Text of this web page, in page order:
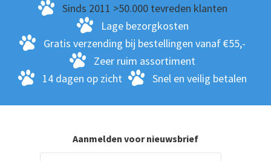
Sinds 2011 >50.000 tevreden klanten
Lage bezorgkosten
Gratis verzending bij bestellingen vanaf €55,-
Zeer ruim assortiment
14 dagen op zicht
Snel en veilig betalen
Aanmelden voor nieuwsbrief